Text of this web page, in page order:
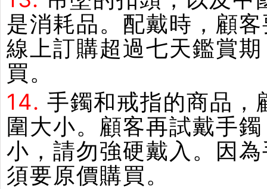
是消耗品。配戴時，顧
線上訂購超過七天鑑賞
買。
14. 手鐲和戒指的商品，
圍大小。顧客再試戴手
小，請勿強硬戴入。因
須要原價購買。